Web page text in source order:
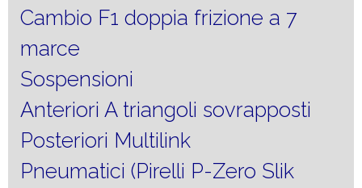
Cambio F1 doppia frizione a 7
marce
Sospensioni
Anteriori A triangoli sovrapposti
Posteriori Multilink
Pneumatici (Pirelli P-Zero Slik